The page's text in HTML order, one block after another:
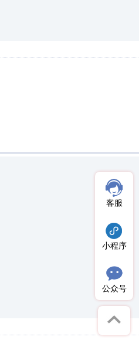
客服
小程序
公众号